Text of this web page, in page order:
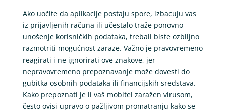
Ako uočite da aplikacije postaju spore, izbacuju vas
iz prijavljenih računa ili učestalo traže ponovno
unošenje korisničkih podataka, trebali biste ozbiljno
razmotriti mogućnost zaraze. Važno je pravovremeno
reagirati i ne ignorirati ove znakove, jer
nepravovremeno prepoznavanje može dovesti do
gubitka osobnih podataka ili financijskih sredstava.
Kako prepoznati je li vaš mobitel zaražen virusom,
često ovisi upravo o pažljivom promatranju kako se